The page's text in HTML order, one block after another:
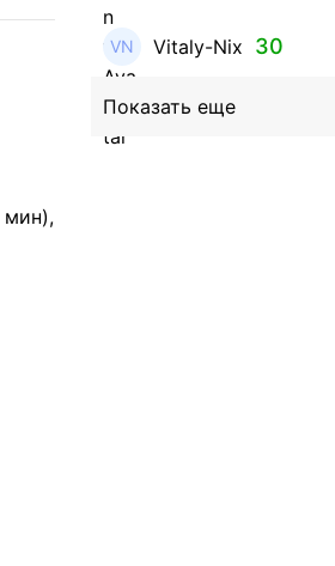
мин),
Vitaly-Nix 30
Hanna_Zolo4evskaya